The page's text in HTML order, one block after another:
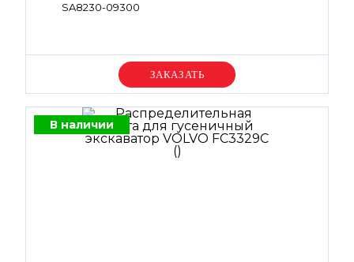
SA8230-09300
Уточняйте цену
В наличии